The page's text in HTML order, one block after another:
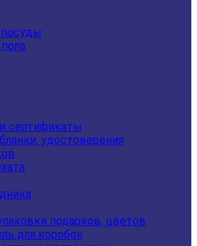
сертификаты
удостоверения
подарков, цветов
для коробок